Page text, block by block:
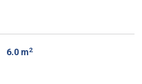
6.0 m2